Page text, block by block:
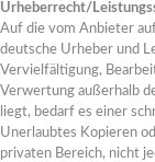
Urheberrecht/
Auf die vom Anbieter
deutsche Urheber und
Vervielfältigung,
Verwertung außerhalb
liegt, bedarf es einer
Unerlaubtes Kopieren
privaten Bereich, nicht